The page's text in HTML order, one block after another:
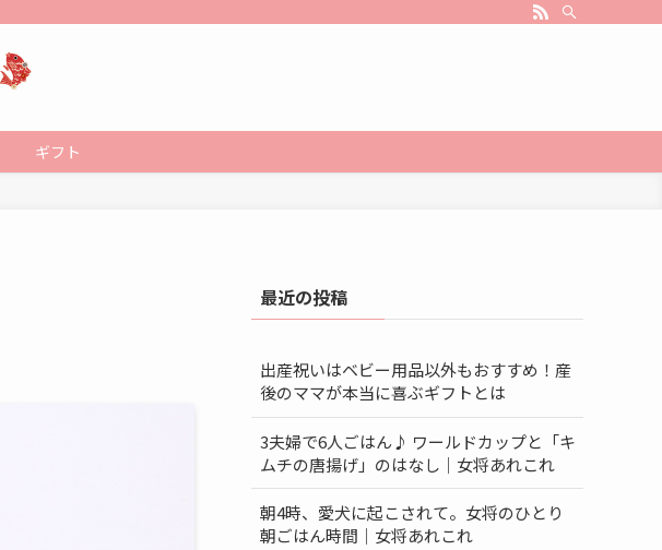
ギフト
最近の投稿
出産祝いはベビー用品以外もおすすめ！産
後のママが本当に喜ぶギフトとは
3夫婦で6人ごはん♪ ワールドカップと「キ
ムチの唐揚げ」のはなし｜女将あれこれ
朝4時、愛犬に起こされて。女将のひとり
朝ごはん時間｜女将あれこれ